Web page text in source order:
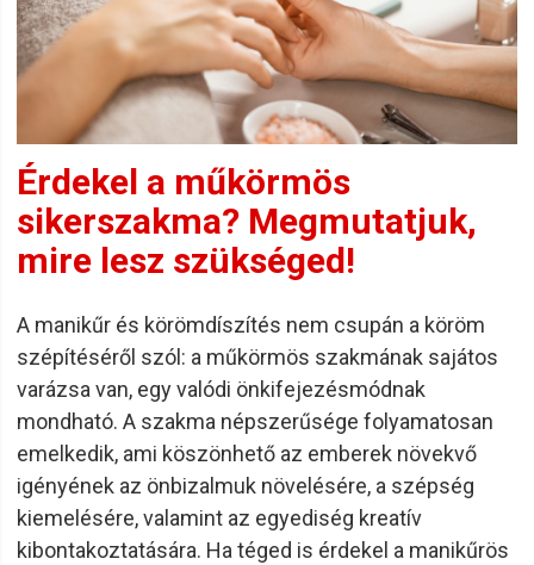
Érdekel a műkörmös
sikerszakma? Megmutatjuk,
mire lesz szükséged!
A manikűr és körömdíszítés nem csupán a köröm
szépítéséről szól: a műkörmös szakmának sajátos
varázsa van, egy valódi önkifejezésmódnak
mondható. A szakma népszerűsége folyamatosan
emelkedik, ami köszönhető az emberek növekvő
igényének az önbizalmuk növelésére, a szépség
kiemelésére, valamint az egyediség kreatív
kibontakoztatására. Ha téged is érdekel a manikűrös